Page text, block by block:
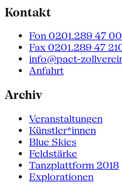
Kontakt
Fon 0201.289 47 00
Fax 0201.289 47
info@pact-
Anfahrt
Archiv
Veranstaltungen
Künstler*innen
Blue Skies
Feldstärke
Tanzplattform 2018
Explorationen